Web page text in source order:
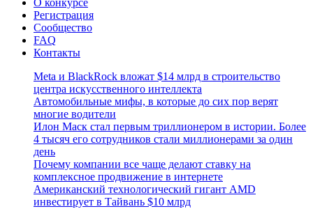
О конкурсе
Регистрация
Сообщество
FAQ
Контакты
Meta и BlackRock вложат $14 млрд в строительство
центра искусственного интеллекта
Автомобильные мифы, в которые до сих пор верят
многие водители
Илон Маск стал первым триллионером в истории. Более
4 тысяч его сотрудников стали миллионерами за один
день
Почему компании все чаще делают ставку на
комплексное продвижение в интернете
Американский технологический гигант AMD
инвестирует в Тайвань $10 млрд